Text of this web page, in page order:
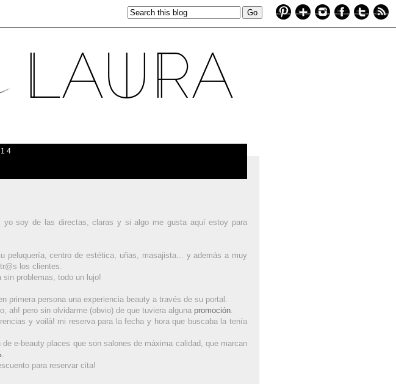
yo soy de las directas, claras y si algo me gusta aquí estoy para
peluquería, centro de estética, uñas, masajista... y además a muy
los clientes.
sin problemas, todo un lujo!
primera persona una experiencia beauty a través de su portal.
ah! pero sin olvidarme (obvio) de que tuviera alguna promoción
y voilà! mi reserva para la fecha y hora que buscaba la tenía
e-beauty places que son salones de máxima calidad, que marcan
para reservar cita!